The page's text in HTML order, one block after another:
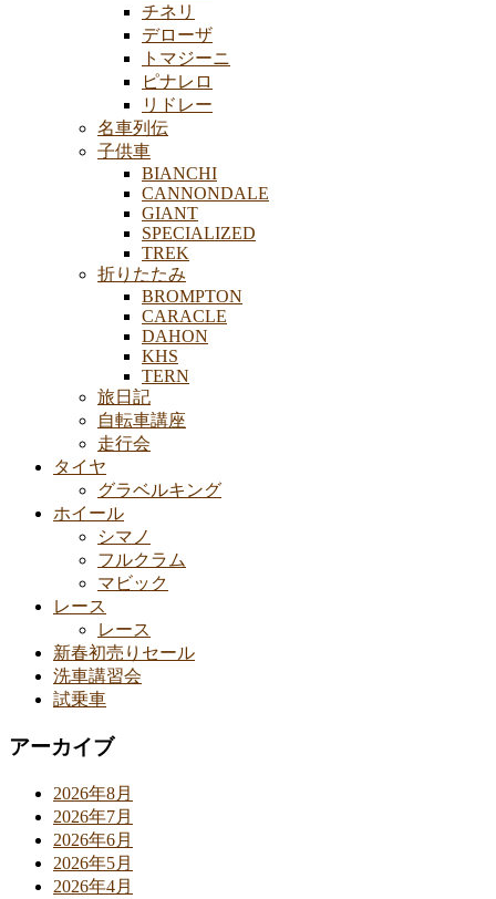
チネリ
デローザ
トマジーニ
ピナレロ
リドレー
名車列伝
子供車
BIANCHI
CANNONDALE
GIANT
SPECIALIZED
TREK
折りたたみ
BROMPTON
CARACLE
DAHON
KHS
TERN
旅日記
自転車講座
走行会
タイヤ
グラベルキング
ホイール
シマノ
フルクラム
マビック
レース
レース
新春初売りセール
洗車講習会
試乗車
アーカイブ
2026年8月
2026年7月
2026年6月
2026年5月
2026年4月